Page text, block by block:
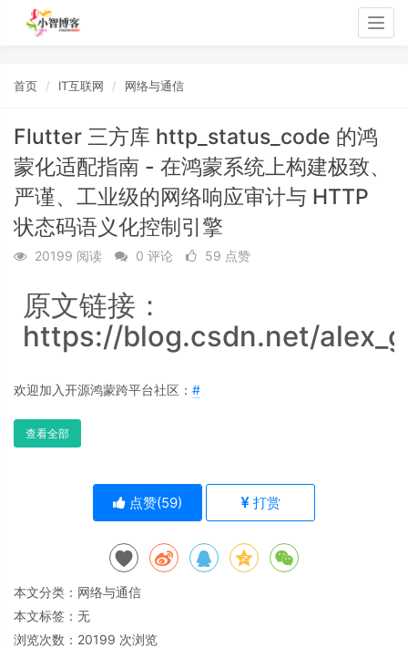
首页 IT互联网 网络与通信
Flutter 三方库 http_status_code 的鸿
蒙化适配指南 - 在鸿蒙系统上构建极致、
严谨、工业级的网络响应审计与 HTTP
状态码语义化控制引擎
20199 阅读 0 评论 59 点赞
原文链接：
https://blog.csdn.net/
欢迎加入开源鸿蒙跨平台社区： #
查看全部
点赞(59) 打赏
本文分类： 网络与通信
本文标签：无
浏览次数： 20199 次浏览